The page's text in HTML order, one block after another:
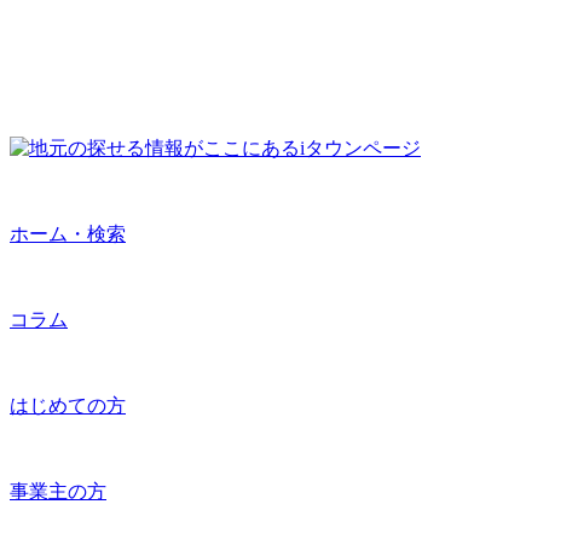
ホーム・検索
コラム
はじめての方
事業主の方